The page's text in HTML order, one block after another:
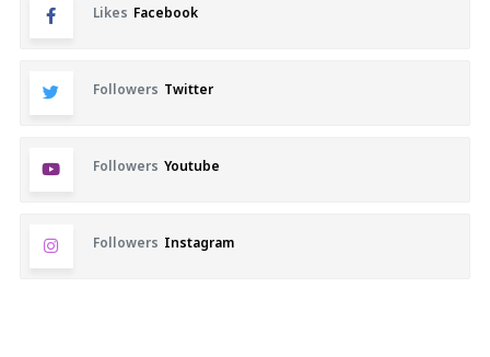
Likes Facebook
Followers Twitter
Followers Youtube
Followers Instagram